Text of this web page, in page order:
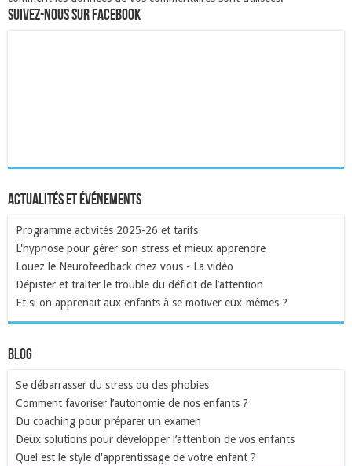
Suivez-nous sur Facebook
Actualités et événements
Programme activités 2025-26 et tarifs
L'hypnose pour gérer son stress et mieux apprendre
Louez le Neurofeedback chez vous - La vidéo
Dépister et traiter le trouble du déficit de l’attention
Et si on apprenait aux enfants à se motiver eux-mêmes ?
Blog
Se débarrasser du stress ou des phobies
Comment favoriser l’autonomie de nos enfants ?
Du coaching pour préparer un examen
Deux solutions pour développer l’attention de vos enfants
Quel est le style d'apprentissage de votre enfant ?